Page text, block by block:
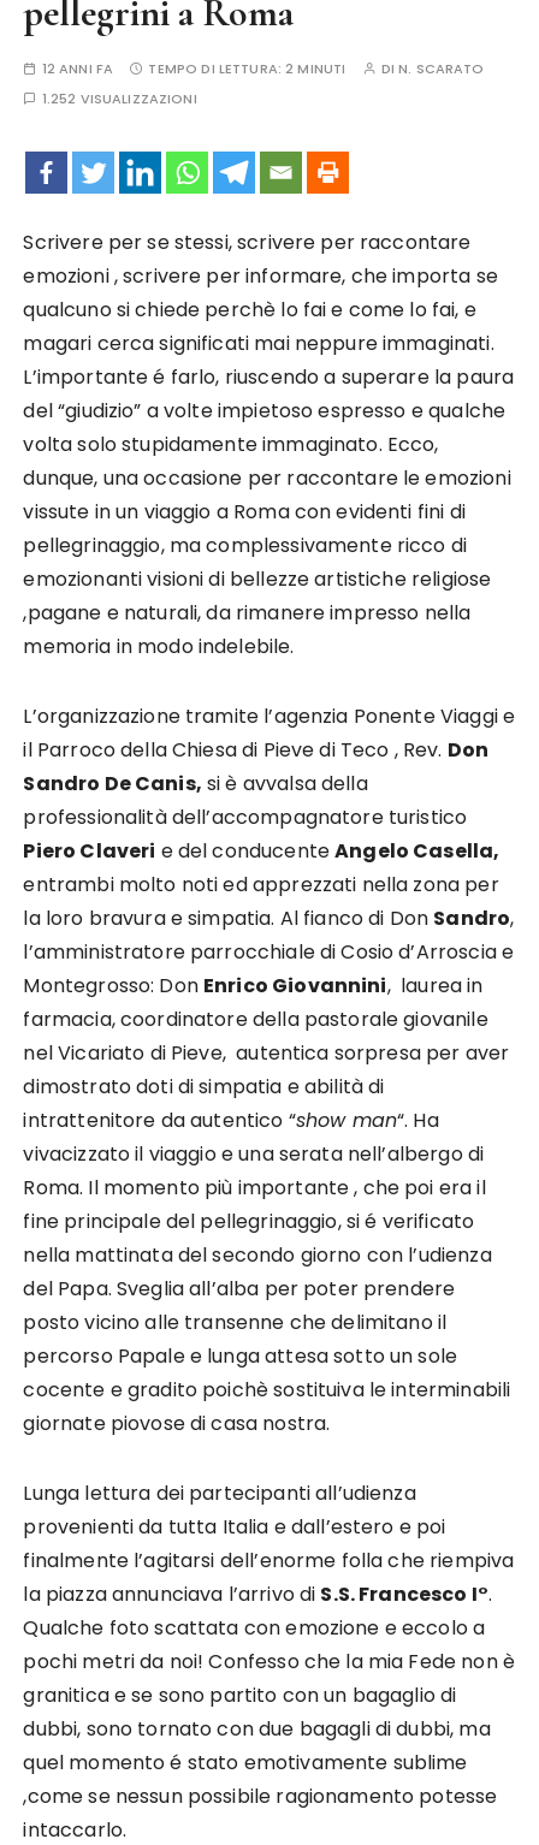
pellegrini a Roma
12 ANNI FA TEMPO DI LETTURA:2 MINUTI DIN. SCARATO
1.252 VISUALIZZAZIONI
Scrivere per se stessi, scrivere per raccontare
emozioni , scrivere per informare, che importa se
qualcuno si chiede perchè lo fai e come lo fai, e
magari cerca significati mai neppure immaginati.
L’importante é farlo, riuscendo a superare la paura
del “giudizio” a volte impietoso espresso e qualche
volta solo stupidamente immaginato. Ecco,
dunque, una occasione per raccontare le emozioni
vissute in un viaggio a Roma con evidenti fini di
pellegrinaggio, ma complessivamente ricco di
emozionanti visioni di bellezze artistiche religiose
,pagane e naturali, da rimanere impresso nella
memoria in modo indelebile.
L’organizzazione tramite l’agenzia Ponente Viaggi e
il Parroco della Chiesa di Pieve di Teco , Rev. Don
Sandro De Canis, si è avvalsa della
professionalità dell’accompagnatore turistico
Piero Claveri e del conducenteAngelo Casella,
entrambi molto noti ed apprezzati nella zona per
la loro bravura e simpatia. Al fianco di Don Sandro,
l’amministratore parrocchiale di Cosio d’Arroscia e
Montegrosso: Don Enrico Giovannini, laurea in
farmacia, coordinatore della pastorale giovanile
nel Vicariato di Pieve, autentica sorpresa per aver
dimostrato doti di simpatia e abilità di
intrattenitore da autentico “show man“. Ha
vivacizzato il viaggio e una serata nell’albergo di
Roma. Il momento più importante , che poi era il
fine principale del pellegrinaggio, si é verificato
nella mattinata del secondo giorno con l’udienza
del Papa. Sveglia all’alba per poter prendere
posto vicino alle transenne che delimitano il
percorso Papale e lunga attesa sotto un sole
cocente e gradito poichè sostituiva le interminabili
giornate piovose di casa nostra.
Lunga lettura dei partecipanti all’udienza
provenienti da tutta Italia e dall’estero e poi
finalmente l’agitarsi dell’enorme folla che riempiva
la piazza annunciava l’arrivo di S.S. Francesco I°.
Qualche foto scattata con emozione e eccolo a
pochi metri da noi! Confesso che la mia Fede non è
granitica e se sono partito con un bagaglio di
dubbi, sono tornato con due bagagli di dubbi, ma
quel momento é stato emotivamente sublime
,come se nessun possibile ragionamento potesse
intaccarlo.